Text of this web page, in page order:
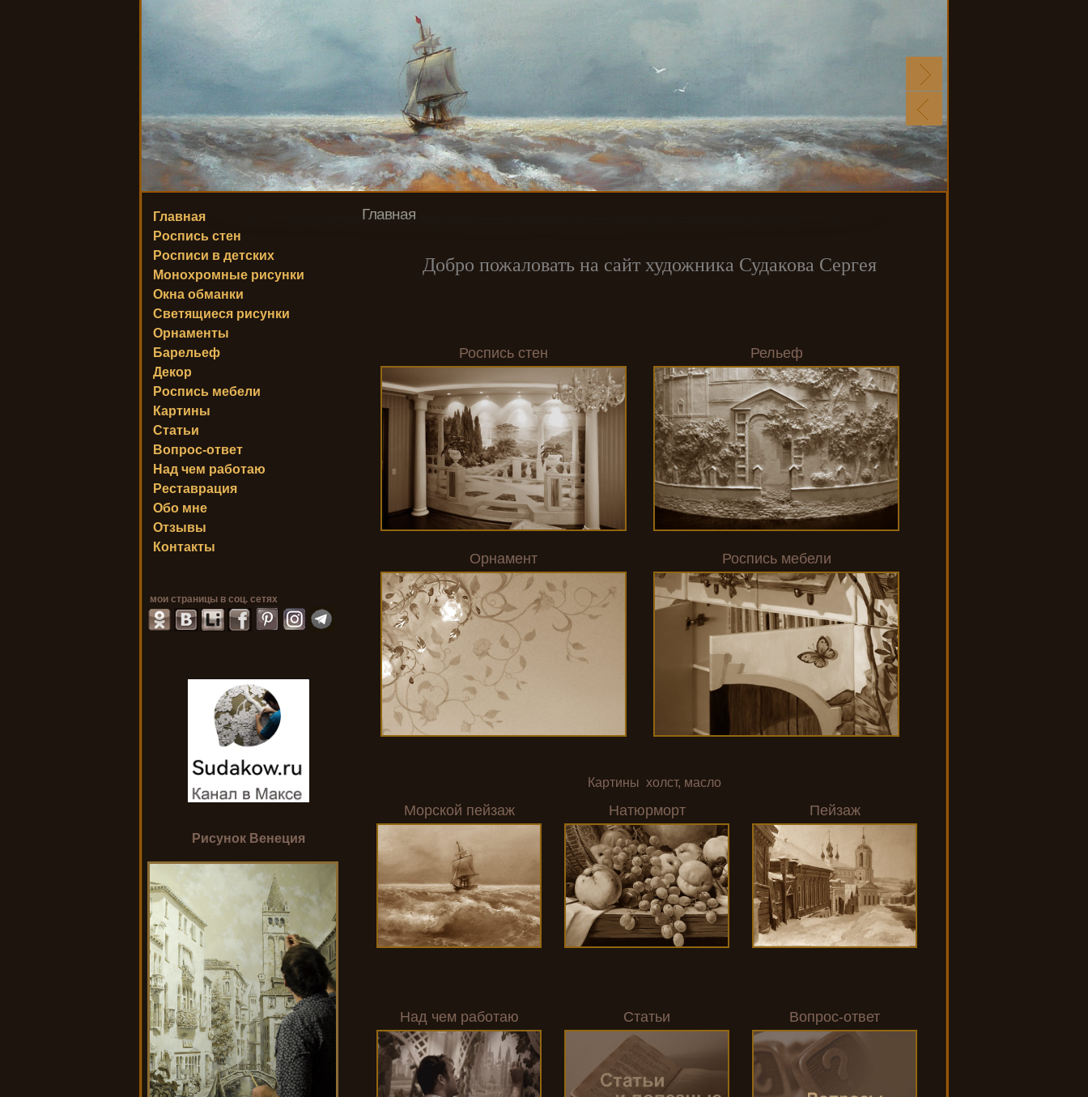
Главная
Добро пожаловать на сайт художника Судакова Сергея
Роспись стен Рельеф
Орнамент Роспись мебели
Картины холст, масло
Морской пейзаж Натюрморт Пейзаж
Над чем работаю Статьи Вопрос-ответ
Главная
Роспись стен
Росписи в детских
Монохромные рисунки
Окна обманки
Светящиеся рисунки
Орнаменты
Барельеф
Декор
Роспись мебели
Картины
Статьи
Вопрос-ответ
Над чем работаю
Реставрация
Обо мне
Отзывы
Контакты
мои страницы в соц. сетях
Рисунок Венеция